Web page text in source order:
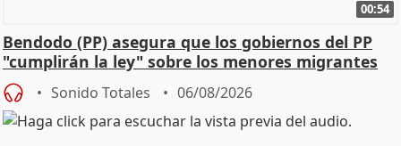
00:54
Bendodo (PP) asegura que los gobiernos del PP
"cumplirán la ley" sobre los menores migrantes
Sonido Totales 06/08/2026